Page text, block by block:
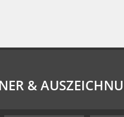
&